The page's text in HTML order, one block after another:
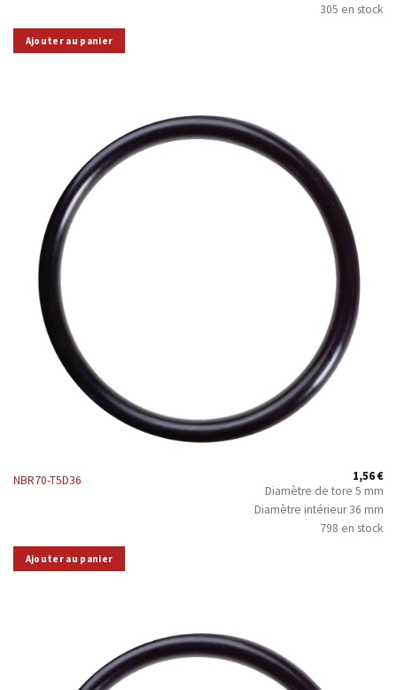
305 en stock
Ajouter au panier
NBR70-T5D36 1,56€
Diamètre de tore 5 mm
Diamètre intérieur 36 mm
798 en stock
Ajouter au panier